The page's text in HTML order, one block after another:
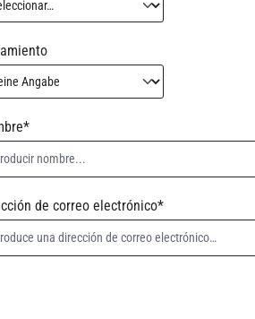
de correo electrónico*